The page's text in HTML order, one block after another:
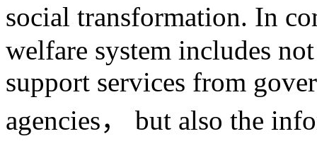
social transformation. In
welfare system includes
support services from
agencies， but also the